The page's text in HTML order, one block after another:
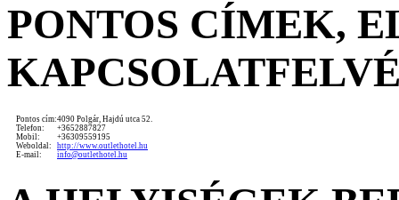
PONTOS CÍMEK,
Pontos cím:4090 Polgár, Hajdú utca 52.
Telefon:
+3652887827
Mobil:
+36309559195
Weboldal:
http://www.outlethotel.hu
E-mail:
info@outlethotel.hu